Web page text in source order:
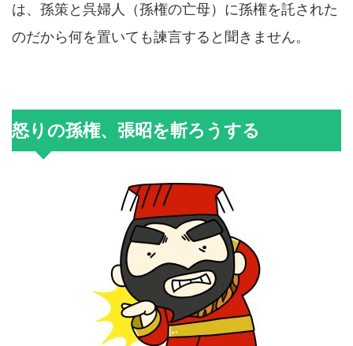
は、孫策と呉婦人（孫権の亡母）に孫権を託された
のだから何を置いても諫言すると聞きません。
怒りの孫権、張昭を斬ろうする